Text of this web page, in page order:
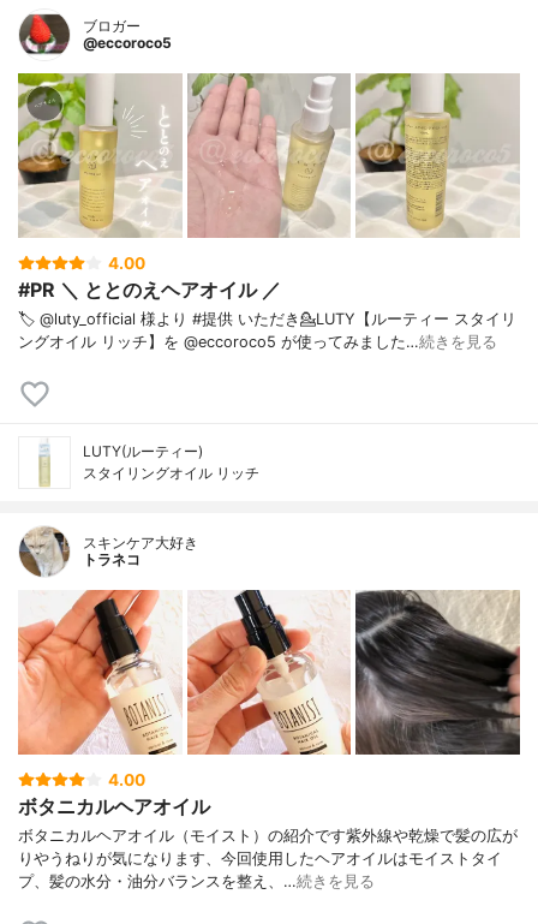
ブロガー
@eccoroco5
4.00
#PR ＼ ととのえヘアオイル ／
🏷️ @luty_official 様より #提供 いただき⁡💁LUTY【ルーティー スタイリ
ングオイル リッチ】を @eccoroco5 が使ってみました⁡⁡…続きを見る
LUTY(ルーティー)
スタイリングオイル リッチ
スキンケア大好き
トラネコ
4.00
ボタニカルヘアオイル
ボタニカルヘアオイル（モイスト）の紹介です紫外線や乾燥で髪の広が
りやうねりが気になります、今回使用したヘアオイルはモイストタイ
プ、髪の水分・油分バランスを整え、…続きを見る